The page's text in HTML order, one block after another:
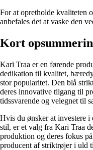
For at opretholde kvaliteten
anbefales det at vaske den
Kort
Kari Traa er en førende
dedikation til kvalitet,
stor popularitet. Den blå
deres innovative tilgang til
tidssvarende og velegnet til
Hvis du ønsker at investere
stil, er et valg fra Kari Traa
produktion og deres fokus
producent af striktrøjer i uld